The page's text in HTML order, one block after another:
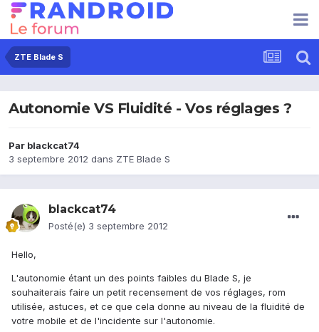
ZTE Blade S
Autonomie VS Fluidité - Vos réglages ?
Par blackcat74
3 septembre 2012 dans ZTE Blade S
blackcat74
Posté(e) 3 septembre 2012
Hello,
L'autonomie étant un des points faibles du Blade S, je
souhaiterais faire un petit recensement de vos réglages, rom
utilisée, astuces, et ce que cela donne au niveau de la fluidité de
votre mobile et de l'incidente sur l'autonomie.